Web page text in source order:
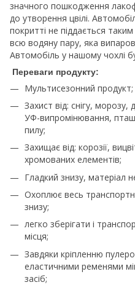
значного пошкодження
до утворення цвілі.
покритті не піддається
всю водяну пару, яка
Автомобіль у нашому чохлі
Переваги продукту:
Мультисезонний продукт;
Захист від: снігу,
УФ-випромінювання,
пилу;
Захищає від: корозії,
хромованих елементів;
Гладкий знизу, матеріал
Охоплює весь
знизу;
легко зберігати і
місця;
Завдяки кріпленню
еластичними ременями
засіб;